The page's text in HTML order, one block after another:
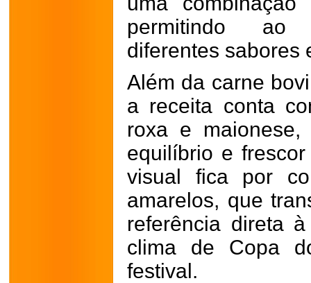
permitindo ao
diferentes sabores
Além da carne
a receita conta
roxa e maionese,
equilíbrio e
visual fica por
amarelos, que
referência direta
clima de Copa
festival.